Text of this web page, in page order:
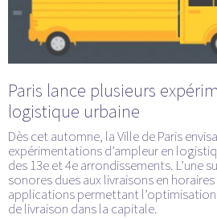
Paris lance plusieurs
logistique urbaine
Dès cet automne, la Ville de Paris
expérimentations d’ampleur en
des 13e et 4e arrondissements. L’une
sonores dues aux livraisons en
applications permettant l’optimisation
de livraison dans la capitale.